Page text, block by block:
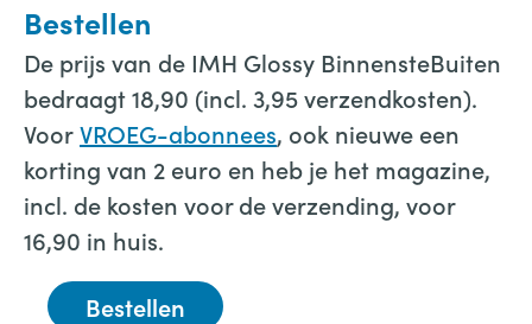
Bestellen
De prijs van de IMH Glossy BinnensteBuiten
bedraagt 18,90 (incl. 3,95 verzendkosten).
VoorVROEG-abonnees, ook nieuwe een
korting van 2 euro en heb je het magazine,
incl. de kosten voor de verzending, voor
16,90 in huis.
Bestellen